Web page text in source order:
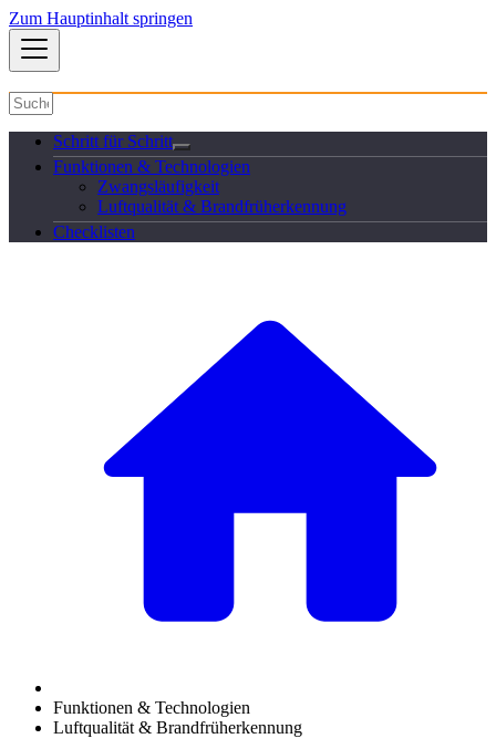
Zum Hauptinhalt springen
Schritt für Schritt
Funktionen & Technologien
Zwangsläufigkeit
Luftqualität & Brandfrüherkennung
Checklisten
Funktionen & Technologien
Luftqualität & Brandfrüherkennung